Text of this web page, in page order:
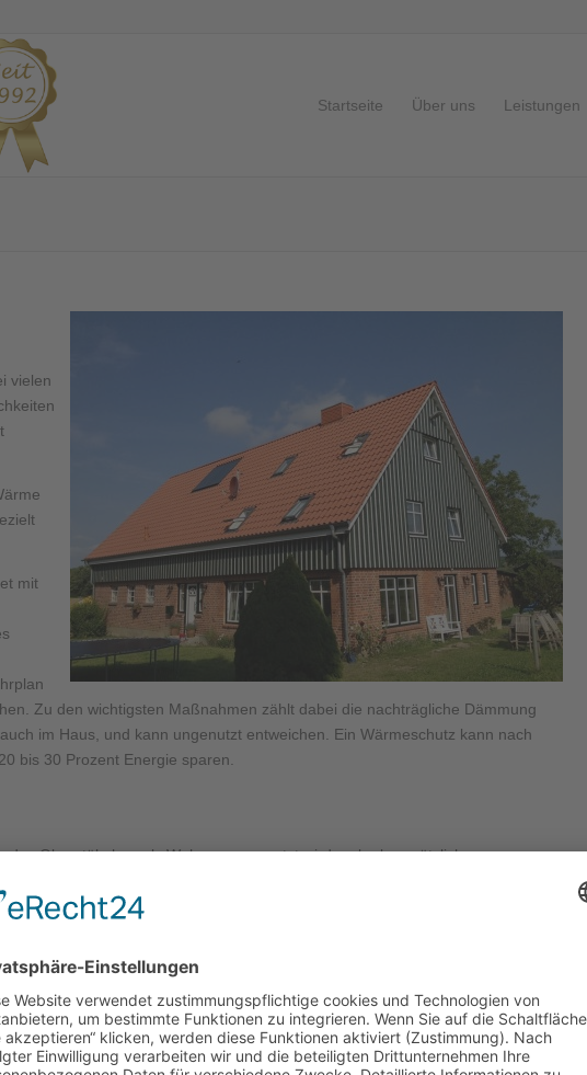
Startseite Über uns Leistungen
vielen
mit
Zu den wichtigsten Maßnahmen zählt dabei die nachträgliche Dämmung
im Haus, und kann ungenutzt entweichen. Ein Wärmeschutz kann nach
bis 30 Prozent Energie sparen.
Oberstübchen als Wohnraum genutzt wird – ob als zusätzliches
einen Ausbau des Obergeschosses planen oder eine
einer Wärmedämmung verbinden – das clevere Kombinieren verschiedener
nachhaltige Bauen lassen sich mit einem Dachdämmstoff wie BauderECO
Rohstoffe nach dem Massenbilanzverfahren durch Biomasse ersetzt.
und eine oberseitige Kaschierlage aus sortenreinem Polypropylen
Dachdämmstoff. Durch die nachhaltige Zusammensetzung ist die
recycelbar.